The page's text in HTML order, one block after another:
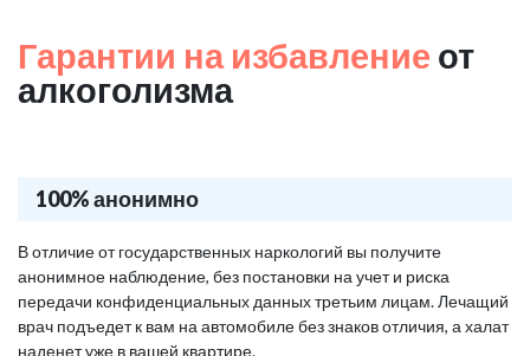
Гарантии на избавление от
алкоголизма
100% анонимно
В отличие от государственных наркологий вы получите
анонимное наблюдение, без постановки на учет и риска
передачи конфиденциальных данных третьим лицам. Лечащий
врач подъедет к вам на автомобиле без знаков отличия, а халат
наденет уже в вашей квартире.